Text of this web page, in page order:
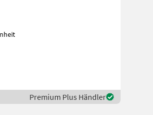
Premium Plus Händler